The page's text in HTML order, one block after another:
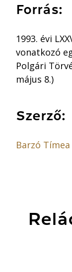
Forrás:
1993. évi
vonatkozó
Polgári
május 8.)
Szerző:
Barzó Tímea